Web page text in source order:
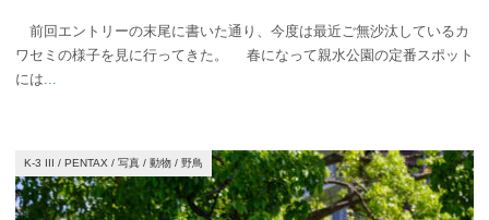
前回エントリーの末尾に書いた通り、今度は最近ご無沙汰しているカ
ワセミの様子を見に行ってきた。 春になって親水公園の定番スポット
には...
K-3 III / PENTAX / 写真 / 動物 / 野鳥